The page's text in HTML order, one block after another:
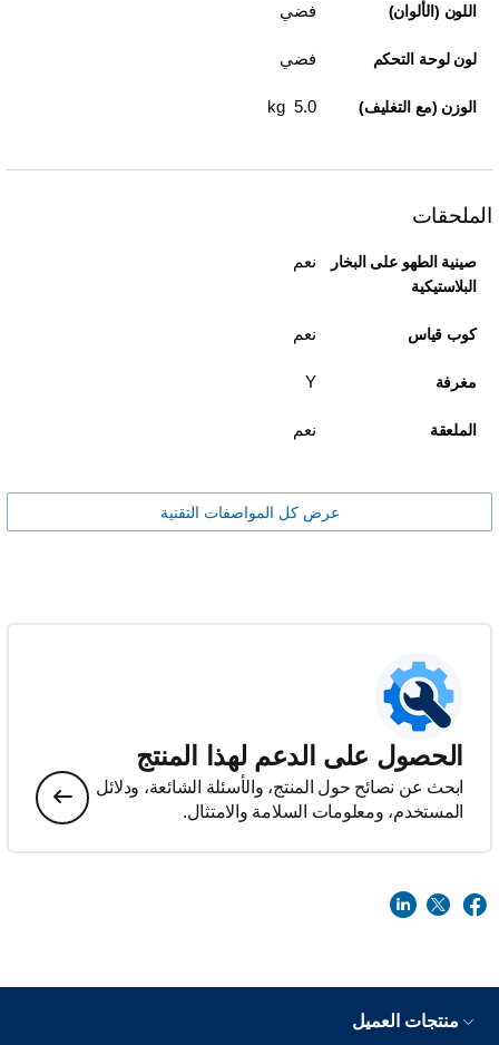
اللون (الألوان) فضي
لون لوحة التحكم فضي
الوزن (مع التغليف) 5.0 kg
الملحقات
صينية الطهو على البخار
البلاستيكية
نعم
كوب قياس نعم
مغرفة Y
الملعقة نعم
عرض كل المواصفات التقنية
الحصول على الدعم لهذا المنتج
ابحث عن نصائح حول المنتج، والأسئلة الشائعة، ودلائل
المستخدم، ومعلومات السلامة والامتثال.
منتجات العميل